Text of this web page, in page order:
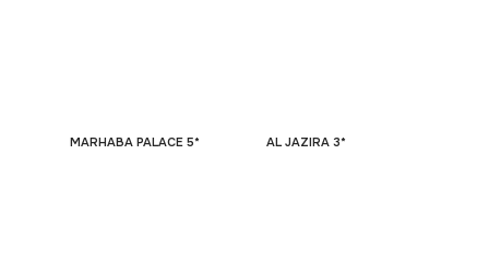
MARHABA PALACE 5* AL JAZIRA 3*